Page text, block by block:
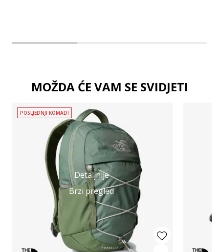
MOŽDA ĆE VAM SE SVIDJETI
Detaljnije
Brzi pregled
POSLJEDNJI KOMADI